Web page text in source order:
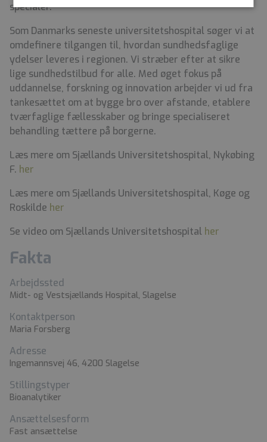
specialer.
Som Danmarks seneste universitetshospital søger vi at
omdefinere tilgangen til, hvordan sundhedsfaglige
ydelser leveres i regionen. Vi stræber efter at sikre
lige sundhedstilbud for alle. Med øget fokus på
uddannelse, forskning og innovation arbejder vi ud fra
tankesættet om at bygge bro over afstande, etablere
tværfaglige fællesskaber og bringe specialiseret
behandling tættere på borgerne.
Læs mere om Sjællands Universitetshospital, Nykøbing
F. her
Læs mere om Sjællands Universitetshospital, Køge og
Roskilde her
Se video om Sjællands Universitetshospital her
Fakta
Arbejdssted
Midt- og Vestsjællands Hospital, Slagelse
Kontaktperson
Maria Forsberg
Adresse
Ingemannsvej 46, 4200 Slagelse
Stillingstyper
Bioanalytiker
Ansættelsesform
Fast ansættelse